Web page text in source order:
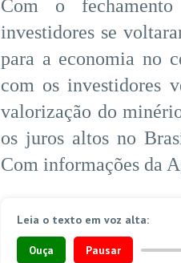
Com o
investidores se
para a economia no
com os investidores
valorização do
os juros altos no
Com informações da
Leia o texto em voz alta:
Ouça Pausar